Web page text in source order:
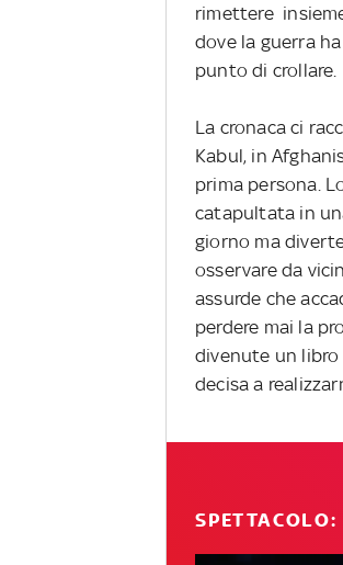
rimettere
dove la guerra
punto di crollare.
La cronaca ci
Kabul, in
prima persona.
catapultata in
giorno ma
osservare da
assurde che
perdere mai la
divenute un
decisa a